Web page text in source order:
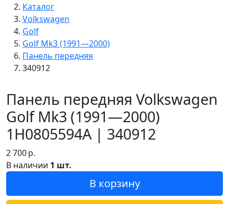
Каталог
Volkswagen
Golf
Golf Mk3 (1991—2000)
Панель передняя
340912
Панель передняя Volkswagen
Golf Mk3 (1991—2000)
1H0805594A | 340912
2 700р.
В наличии 1 шт.
В корзину